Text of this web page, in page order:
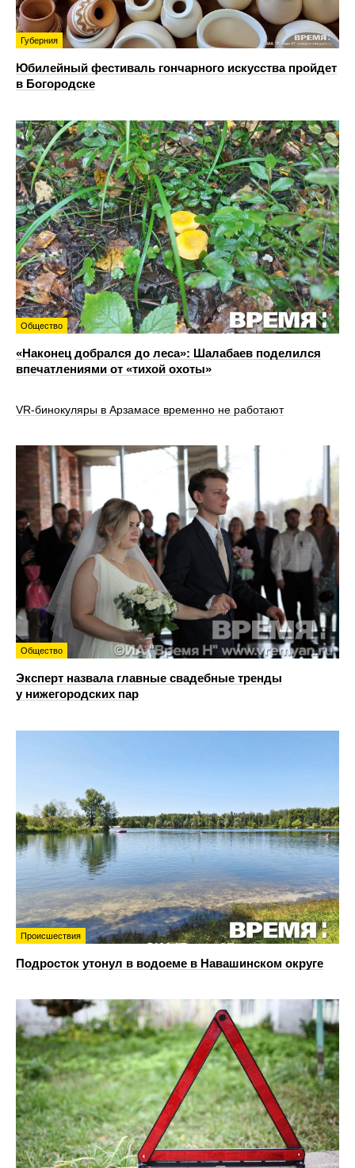
Губерния
Юбилейный фестиваль гончарного искусства пройдет
в Богородске
Общество
«Наконец добрался до леса»: Шалабаев поделился
впечатлениями от «тихой охоты»
VR‑бинокуляры в Арзамасе временно не работают
Общество
Эксперт назвала главные свадебные тренды
у нижегородских пар
Происшествия
Подросток утонул в водоеме в Навашинском округе